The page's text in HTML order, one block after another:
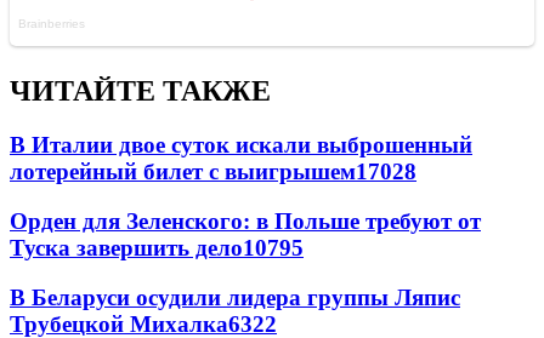
ЧИТАЙТЕ ТАКЖЕ
В Италии двое суток искали выброшенный
лотерейный билет с выигрышем17028
Орден для Зеленского: в Польше требуют от
Туска завершить дело10795
В Беларуси осудили лидера группы Ляпис
Трубецкой Михалка6322